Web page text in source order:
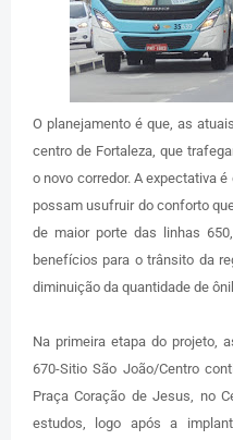
O planejamento é que, as
centro de Fortaleza, que
o novo corredor. A expectativa
possam usufruir do conforto
de maior porte das linhas
benefícios para o trânsito da
diminuição da quantidade de
Na primeira etapa do projeto,
670-Sitio São João/Centro
Praça Coração de Jesus, no
estudos, logo após a